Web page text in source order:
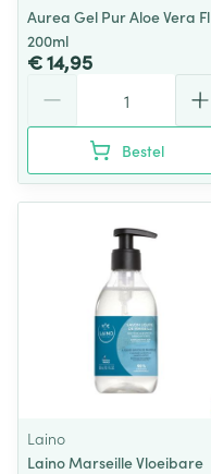
Aurea Gel Pur Aloe Vera Fl
200ml
€ 14,95
Bestel
Laino
Laino Marseille Vloeibare